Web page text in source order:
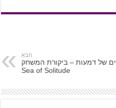
הבא
ים של דמעות – ביקורת המשחק
Sea of Solitude